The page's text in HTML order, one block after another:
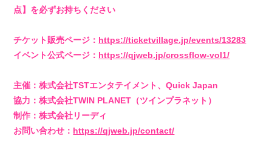
点】を必ずお持ちください
チケット販売ページ： https://ticketvillage.jp/events/13283
イベント公式ページ： https://qjweb.jp/crossflow-vol1/
主催：株式会社TSTエンタテイメント、Quick Japan
協力：株式会社TWIN PLANET（ツインプラネット）
制作：株式会社リーディ
お問い合わせ： https://qjweb.jp/contact/